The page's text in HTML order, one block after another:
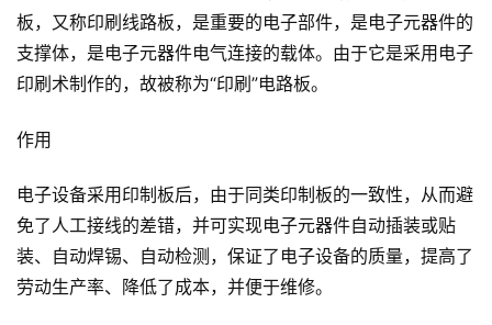
板，又称印刷线路板，是重要的电子部件，是电子元器件的
支撑体，是电子元器件电气连接的载体。由于它是采用电子
印刷术制作的，故被称为“印刷”电路板。
作用
电子设备采用印制板后，由于同类印制板的一致性，从而避
免了人工接线的差错，并可实现电子元器件自动插装或贴
装、自动焊锡、自动检测，保证了电子设备的质量，提高了
劳动生产率、降低了成本，并便于维修。